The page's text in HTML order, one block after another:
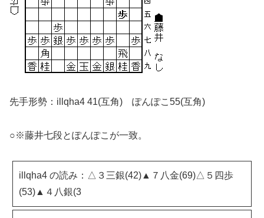
先手形勢：illqha4 41(互角) ぽんぽこ55(互角)
○※藤井七段とぽんぽこが一致。
illqha4 の読み：△３三銀(42)▲７八金(69)△５四歩
(53)▲４八銀(3